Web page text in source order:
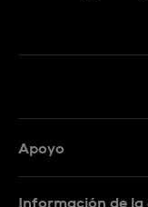
Apoyo
Información de